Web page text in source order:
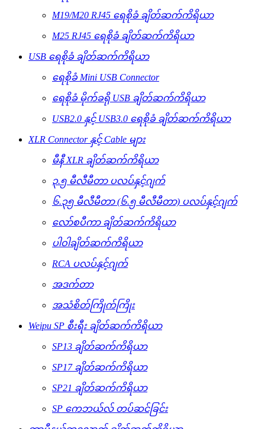
M19/M20 RJ45 ရေစိုခံ ချိတ်ဆက်ကိရိယာ
M25 RJ45 ရေစိုခံ ချိတ်ဆက်ကိရိယာ
USB ရေစိုခံ ချိတ်ဆက်ကိရိယာ
ရေစိုခံ Mini USB Connector
ရေစိုခံ မိုက်ခရို USB ချိတ်ဆက်ကိရိယာ
USB2.0 နှင့် USB3.0 ရေစိုခံ ချိတ်ဆက်ကိရိယာ
XLR Connector နှင့် Cable များ
မီနီ XLR ချိတ်ဆက်ကိရိယာ
၃.၅ မီလီမီတာ ပလပ်နှင့်ဂျက်
၆.၃၅ မီလီမီတာ (၆.၅ မီလီမီတာ) ပလပ်နှင့်ဂျက်
လော်စပီကာ ချိတ်ဆက်ကိရိယာ
ပါဝါချိတ်ဆက်ကိရိယာ
RCA ပလပ်နှင့်ဂျက်
အဒက်တာ
အသံစိတ်ကြိုက်ကြိုး
Weipu SP စီးရီး ချိတ်ဆက်ကိရိယာ
SP13 ချိတ်ဆက်ကိရိယာ
SP17 ချိတ်ဆက်ကိရိယာ
SP21 ချိတ်ဆက်ကိရိယာ
SP ကေဘယ်လ် တပ်ဆင်ခြင်း